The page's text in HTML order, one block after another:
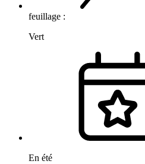
feuillage :
Vert
En été